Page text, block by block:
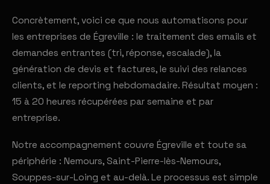
Concrètement, voici ce que nous automatisons pour
les entreprises de Égreville : le traitement des emails et
demandes entrantes (tri, réponse, escalade), la
génération de devis et factures, le suivi des relances
clients, et le reporting hebdomadaire. Résultat moyen :
15 à 20 heures récupérées par semaine et par
entreprise.
Notre accompagnement couvre Égreville et toute sa
périphérie : Nemours, Saint-Pierre-lès-Nemours,
Souppes-sur-Loing et au-delà. Le processus est simple